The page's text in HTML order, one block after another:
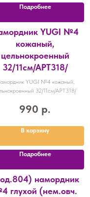
Подробнее
YUGI №4
кожаный,
цельнокроенный
32/11см/АРТ318/
YUGI №4 кожаный,
32/11см/АРТ318/
990 р.
В корзину
Подробнее
намордник
глухой (нем.овч.